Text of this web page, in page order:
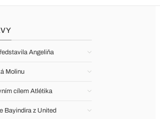
Angeliňa
Molinu
cílem Atlétika
Bayindira z United